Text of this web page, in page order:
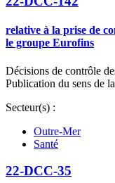
relative à la prise de
le groupe Eurofins
Décisions de contrôle
Publication du sens de
Secteur(s) :
Outre-Mer
Santé
22-DCC-35